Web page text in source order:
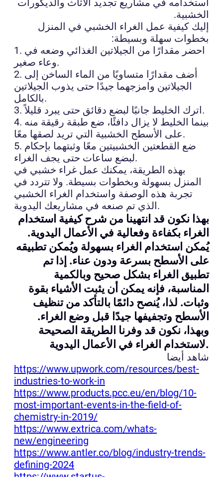
استخدامه في مشاريع تجديد الأثاث والديكورات
الخشبية.
إليك كيفية عمل الغراء الخشبي في المنزل
بخطوات سهلة وبسيطة:
1. احضر مقدارًا من الجيلاتين الغذائي وضعه في
وعاء صغير.
2. أضف مقدارًا متساويًا من الماء الساخن إلى
الجيلاتين وامزجهما جيدًا حتى يذوب الجيلاتين
بالكامل.
3. اترك الخليط جانبًا لبضع دقائق حتى يبرد قليلاً.
4. بينما الخليط لا يزال دافئًا، ضع طبقة رقيقة منه
على الأسطح الخشبية التي تريد لصقها معًا.
5. ضع القطعتين الخشبيتين معًا وثبتهما بإحكام
لبضع ساعات حتى يجف الغراء.
بهذه الطريقة، يمكنك عمل غراء خشبي في
المنزل بسهولة وبخطوات بسيطة. ولا تتردد في
تجربة هذه الوصفة واستخدام الغراء الخشبي
الذي تم صنعه في مشاريعك اليدوية.
بهذا نكون قد انتهينا من شرح كيفية استخدام
الغراء بكفاءة وفعالية في الأعمال اليدوية.
يُمكن استخدام الغراء بسهولة ويُمكن تطبيقه
على الأسطح بسرعة ودون عناء. إذا تم
تطبيق الغراء بشكل صحيح وبالكمية
المناسبة، فإنه يمكن أن يثبت الأشياء بقوة
وثبات. لذا، يُنصح دائمًا بالتأكد من تنظيف
الأسطح وتجفيفها جيدًا قبل وضع الغراء.
وبهذا، نكون قد وفرنا الطريقة الصحيحة
لاستخدام الغراء في الأعمال اليدوية.
شاهد أيضا
https://www.upwork.com/resources/best-
industries-to-work-in
https://www.products.pcc.eu/en/blog/10-
most-important-events-in-the-field-of-
chemistry-in-2019/
https://www.extrica.com/whats-
new/engineering
https://www.antler.co/blog/industry-trends-
defining-2024